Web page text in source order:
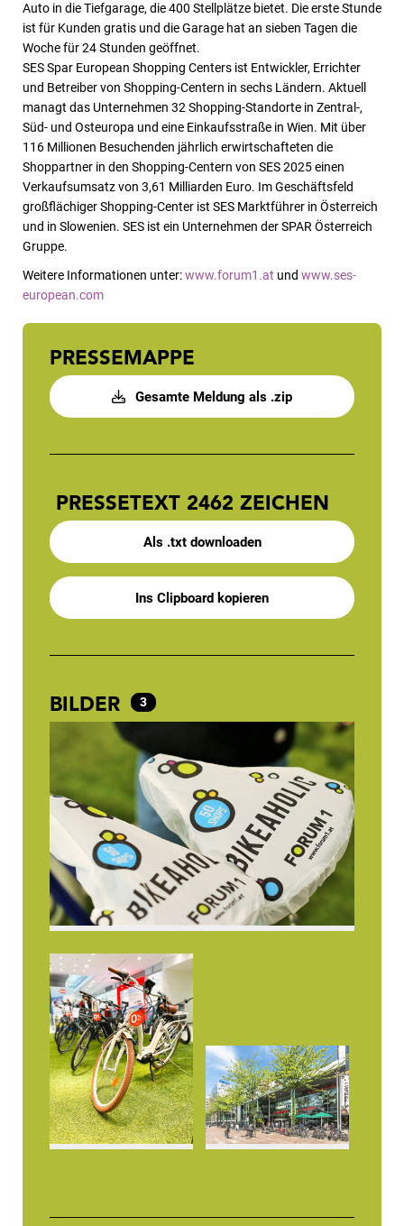
Auto in die Tiefgarage, die 400 Stellplätze bietet. Die erste Stunde
ist für Kunden gratis und die Garage hat an sieben Tagen die
Woche für 24 Stunden geöffnet.
SES Spar European Shopping Centers ist Entwickler, Errichter
und Betreiber von Shopping-Centern in sechs Ländern. Aktuell
managt das Unternehmen 32 Shopping-Standorte in Zentral-,
Süd- und Osteuropa und eine Einkaufsstraße in Wien. Mit über
116 Millionen Besuchenden jährlich erwirtschafteten die
Shoppartner in den Shopping-Centern von SES 2025 einen
Verkaufsumsatz von 3,61 Milliarden Euro. Im Geschäftsfeld
großflächiger Shopping-Center ist SES Marktführer in Österreich
und in Slowenien. SES ist ein Unternehmen der SPAR Österreich
Gruppe.
Weitere Informationen unter:www.forum1.at und www.ses-
european.com
PRESSEMAPPE
Gesamte Meldung als .zip
PRESSETEXT 2462 ZEICHEN
Als .txt downloaden
Ins Clipboard kopieren
BILDER 3